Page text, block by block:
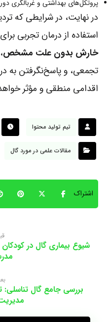
پروتکل‌های بهداشتی و غربالگری
در نهایت، در شرایطی که
استفاده از درمان تجربی برای
خارش بدون علت مشخص
تجمعی، و پاسخ‌نگرفتن به
اقدامی منطقی و مؤثر
تیم تولید محتوا
مقالات علمی در مورد گال
شیوع بیماری گال در
بررسی جامع گال